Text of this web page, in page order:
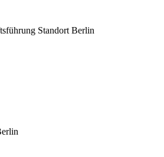
Standort Berlin